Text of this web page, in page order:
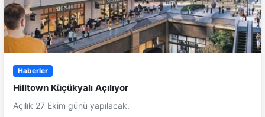
Haberler
Hilltown Küçükyalı Açılıyor
Açılık 27 Ekim günü yapılacak.